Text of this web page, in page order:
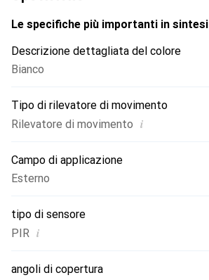
Le specifiche più importanti in sintesi
Descrizione dettagliata del colore
Bianco
Tipo di rilevatore di movimento
Rilevatore di movimento i
Campo di applicazione
Esterno
tipo di sensore
PIR i
angoli di copertura